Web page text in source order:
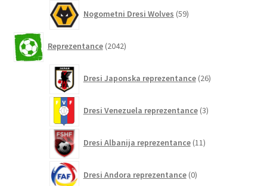
Nogometni Dresi Wolves 59izdelkov
Reprezentance 2042izdelkov
Dresi Japonska reprezentance 26izdelkov
Dresi Venezuela reprezentance 3izdelki
Dresi Albanija reprezentance 11izdelkov
Dresi Andora reprezentance 0izdelkov